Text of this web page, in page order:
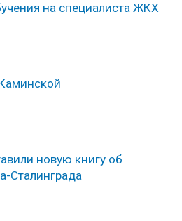
на специалиста ЖКХ
новую книгу об
Сталинграда